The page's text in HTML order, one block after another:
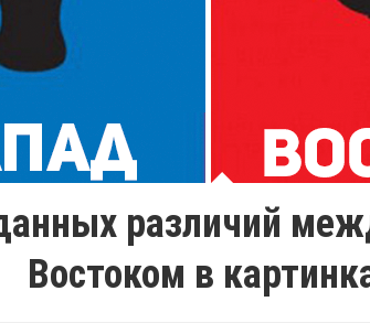
различий
Востоком в